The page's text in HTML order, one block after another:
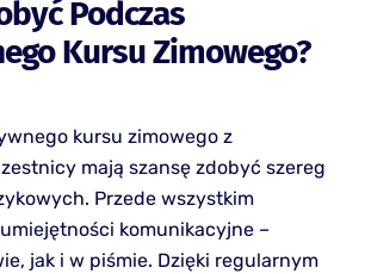
Podczas
Kursu Zimowego?
kursu zimowego z
mają szansę zdobyć szereg
Przede wszystkim
komunikacyjne –
jak i w piśmie. Dzięki regularnym